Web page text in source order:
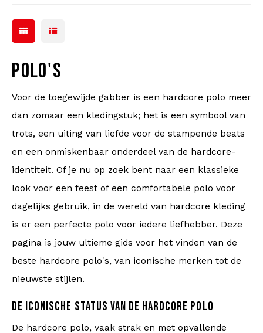
POLO'S
Voor de toegewijde gabber is een hardcore polo meer
dan zomaar een kledingstuk; het is een symbool van
trots, een uiting van liefde voor de stampende beats
en een onmiskenbaar onderdeel van de hardcore-
identiteit. Of je nu op zoek bent naar een klassieke
look voor een feest of een comfortabele polo voor
dagelijks gebruik, in de wereld van hardcore kleding
is er een perfecte polo voor iedere liefhebber. Deze
pagina is jouw ultieme gids voor het vinden van de
beste hardcore polo's, van iconische merken tot de
nieuwste stijlen.
DE ICONISCHE STATUS VAN DE HARDCORE POLO
De hardcore polo, vaak strak en met opvallende